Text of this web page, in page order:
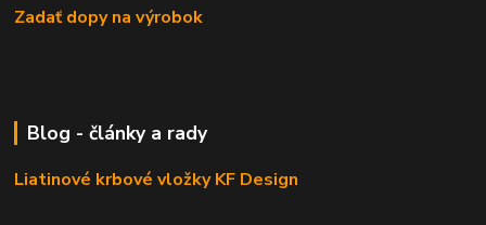
Zadať dopy na výrobok
Blog - články a rady
Liatinové krbové vložky KF Design